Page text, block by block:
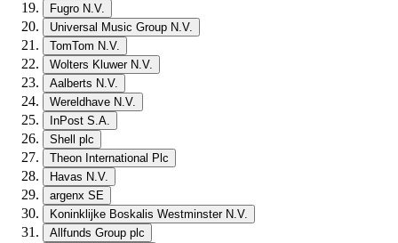
Fugro N.V.
Universal Music Group N.V.
TomTom N.V.
Wolters Kluwer N.V.
Aalberts N.V.
Wereldhave N.V.
InPost S.A.
Shell plc
Theon International Plc
Havas N.V.
argenx SE
Koninklijke Boskalis Westminster N.V.
Allfunds Group plc